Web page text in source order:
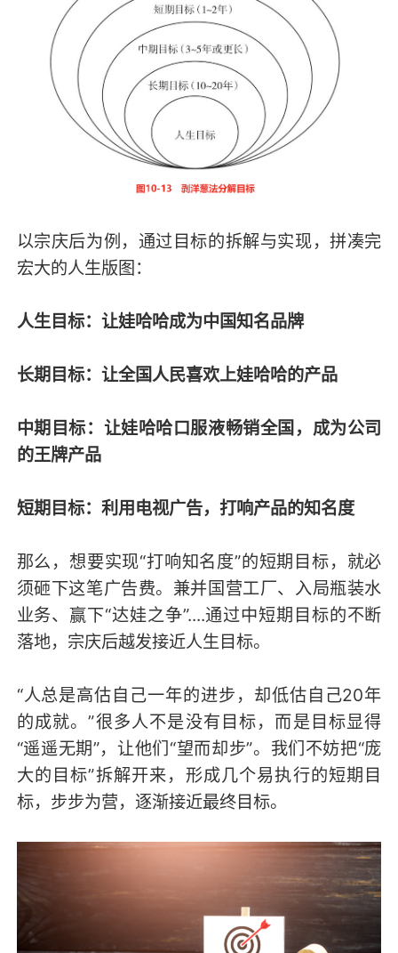
以宗庆后为例，通过目标的拆解与实现，拼凑完
宏大的人生版图：
人生目标：让娃哈哈成为中国知名品牌
长期目标：让全国人民喜欢上娃哈哈的产品
中期目标：让娃哈哈口服液畅销全国，成为公司
的王牌产品
短期目标：利用电视广告，打响产品的知名度
那么，想要实现“打响知名度”的短期目标，就必
须砸下这笔广告费。兼并国营工厂、入局瓶装水
业务、赢下“达娃之争”....通过中短期目标的不断
落地，宗庆后越发接近人生目标。
“人总是高估自己一年的进步，却低估自己20年
的成就。”很多人不是没有目标，而是目标显得
“遥遥无期”，让他们“望而却步”。我们不妨把“庞
大的目标”拆解开来，形成几个易执行的短期目
标，步步为营，逐渐接近最终目标。